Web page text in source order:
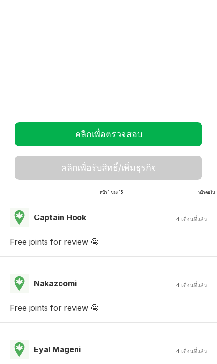
คลิกเพื่อตรวจสอบ
คลิกเพื่อรับสิทธิ์/เพิ่มธุรกิจ
หน้า 1 ของ 15 หน้าต่อไป
Captain Hook 4 เดือนที่แล้ว
Free joints for review 🤩
Nakazoomi 4 เดือนที่แล้ว
Free joints for review 🤩
Eyal Mageni 4 เดือนที่แล้ว